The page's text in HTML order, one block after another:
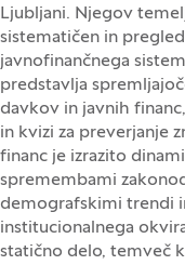
Ljubljani. Njegov
sistematičen in
javnofinančnega
predstavlja
davkov in javnih
in kvizi za preverjanje
financ je izrazito
spremembami
demografskimi trendi
institucionalnega
statično delo, temveč